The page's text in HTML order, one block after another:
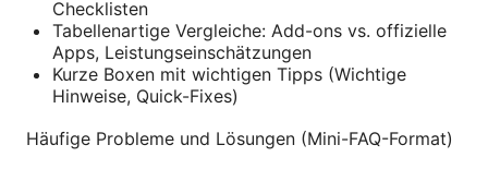
Checklisten
Tabellenartige Vergleiche: Add-ons vs. offizielle
Apps, Leistungseinschätzungen
Kurze Boxen mit wichtigen Tipps (Wichtige
Hinweise, Quick-Fixes)
Häufige Probleme und Lösungen (Mini-FAQ-Format)